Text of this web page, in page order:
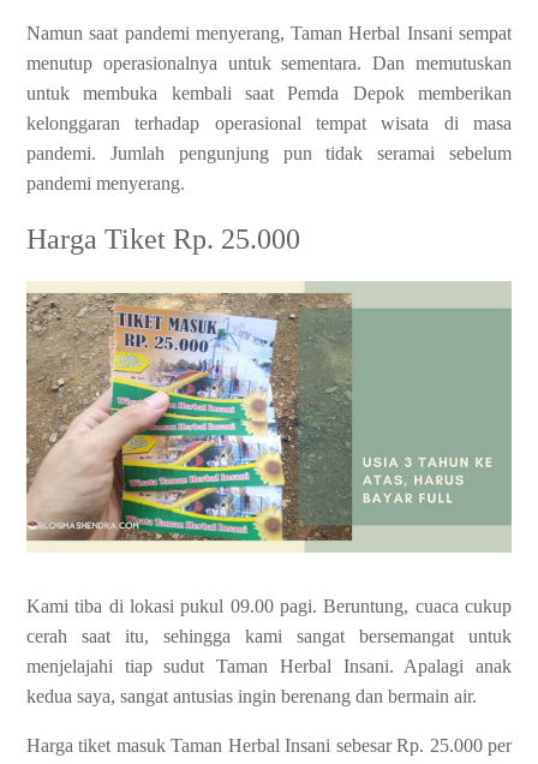
Namun saat pandemi menyerang, Taman Herbal Insani sempat
menutup operasionalnya untuk sementara. Dan memutuskan
untuk membuka kembali saat Pemda Depok memberikan
kelonggaran terhadap operasional tempat wisata di masa
pandemi. Jumlah pengunjung pun tidak seramai sebelum
pandemi menyerang.
Harga Tiket Rp. 25.000
Kami tiba di lokasi pukul 09.00 pagi. Beruntung, cuaca cukup
cerah saat itu, sehingga kami sangat bersemangat untuk
menjelajahi tiap sudut Taman Herbal Insani. Apalagi anak
kedua saya, sangat antusias ingin berenang dan bermain air.
Harga tiket masuk Taman Herbal Insani sebesar Rp. 25.000 per